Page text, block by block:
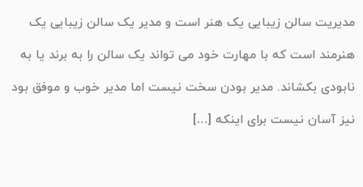
مدیریت سالن زیبایی یک هنر است و مدیر یک سالن زیبایی یک
هنرمند است که با مهارت خود می تواند یک سالن را به برند یا به
نابودی بکشاند. مدیر بودن سخت نیست اما مدیر خوب و موفق بود
نیز آسان نیست برای اینکه […]